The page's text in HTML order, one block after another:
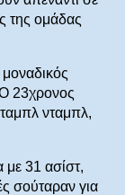
της ομάδας
23χρονος
νταμπλ,
με 31 ασίστ,
σούταραν για